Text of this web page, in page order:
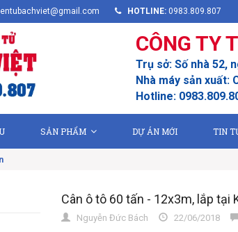
HOTLINE: 0983.809.807
CÔNG TY
Trụ sở: Số nhà 52,
Nhà máy sản xuất:
Hotline:
SẢN PHẨM DỰ ÁN MỚI TIN
Cân ô tô 60 tấn - 12x3m, lắp tại
Nguyễn Đức Bách 22/06/2018